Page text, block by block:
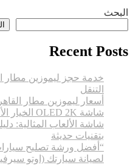
البحث
Recent Posts
خدمة حجز ليموزين مطار
التنقل
أسعار ليموزين مطار
شاشة OLED 2K الخيار الأمثل لعشاق الألعاب والاحتراف
شاشة الألعاب المثالية:
بتقنيات حديثة
“أفضل ورشة تصليح
لصيانة سيارتك (اوتو